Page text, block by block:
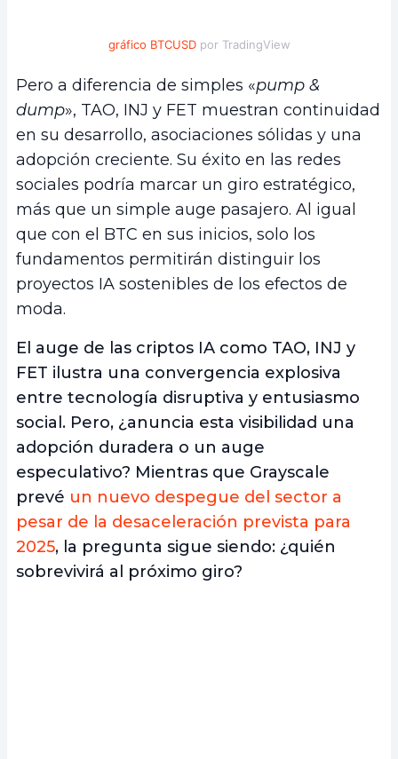
gráfico BTCUSDpor TradingView
Pero a diferencia de simples «pump &
dump», TAO, INJ y FET muestran continuidad
en su desarrollo, asociaciones sólidas y una
adopción creciente. Su éxito en las redes
sociales podría marcar un giro estratégico,
más que un simple auge pasajero. Al igual
que con el BTC en sus inicios, solo los
fundamentos permitirán distinguir los
proyectos IA sostenibles de los efectos de
moda.
El auge de las criptos IA como TAO, INJ y
FET ilustra una convergencia explosiva
entre tecnología disruptiva y entusiasmo
social. Pero, ¿anuncia esta visibilidad una
adopción duradera o un auge
especulativo? Mientras que Grayscale
prevé un nuevo despegue del sector a
pesar de la desaceleración prevista para
2025, la pregunta sigue siendo: ¿quién
sobrevivirá al próximo giro?